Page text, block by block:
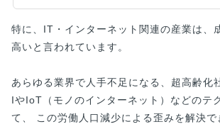
特に、IT・インターネット関連の産業は、
高いと言われています。
あらゆる業界で人手不足になる、超高齢化
IやIoT（モノのインターネット）などのテ
て、 この労働人口減少による歪みを解決で